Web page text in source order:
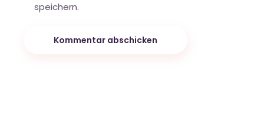
speichern.
Kommentar abschicken